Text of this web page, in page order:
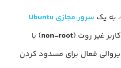
به یک سرور مجازی Ubuntu
غیر روت (non-root) با
فعال برای مسدود کردن